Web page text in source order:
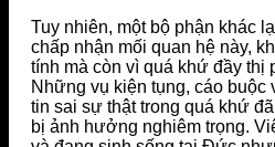
Tuy nhiên, một bộ phận khác
chấp nhận mối quan hệ này,
tính mà còn vì quá khứ đầy thị
Những vụ kiện tụng, cáo buộc
tin sai sự thật trong quá khứ
bị ảnh hưởng nghiêm trọng.